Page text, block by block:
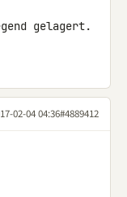
gelagert.
02-04 04:36#4889412